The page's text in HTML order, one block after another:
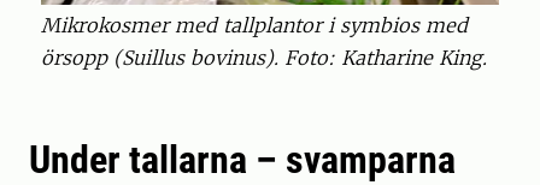
Mikrokosmer med tallplantor i symbios med
örsopp (Suillus bovinus). Foto: Katharine King.
Under tallarna – svamparna